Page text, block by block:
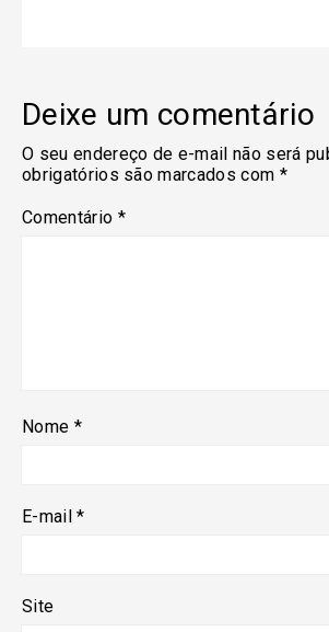
Deixe um comentário
O seu endereço de e-mail não será
obrigatórios são marcados com *
Comentário *
Nome *
E-mail*
Site